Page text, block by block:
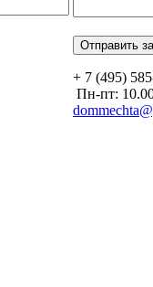
+ 7 (495)
Пн-пт: